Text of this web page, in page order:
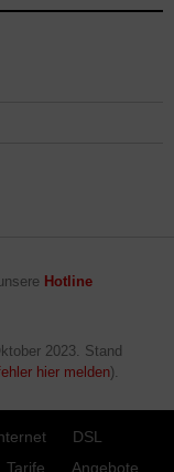
Hotline
2023. Stand
hier melden).
DSL
Tarife Angebote